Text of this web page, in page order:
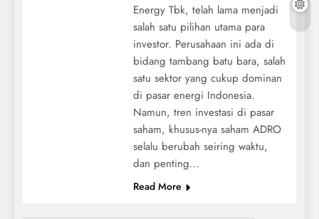
Energy Tbk, telah lama menjadi
salah satu pilihan utama para
investor. Perusahaan ini ada di
bidang tambang batu bara, salah
satu sektor yang cukup dominan
di pasar energi Indonesia.
Namun, tren investasi di pasar
saham, khusus-nya saham ADRO
selalu berubah seiring waktu,
dan penting…
Read More